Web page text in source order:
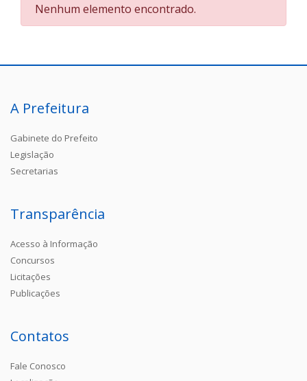
Nenhum elemento encontrado.
A Prefeitura
Gabinete do Prefeito
Legislação
Secretarias
Transparência
Acesso à Informação
Concursos
Licitações
Publicações
Contatos
Fale Conosco